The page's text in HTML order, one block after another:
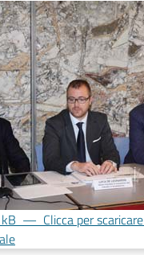
— Clicca per